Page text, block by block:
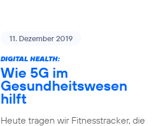
11. Dezember 2019
DIGITAL HEALTH:
Wie 5G im
Gesundheitswesen
hilft
Heute tragen wir Fitnesstracker, die